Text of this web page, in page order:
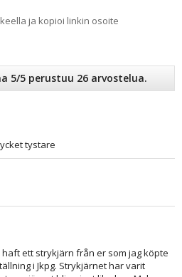
ja kopioi linkin osoite
5/5 perustuu 26 arvostelua.
tystare
ett strykjärn från er som jag köpte
i Jkpg. Strykjärnet har varit